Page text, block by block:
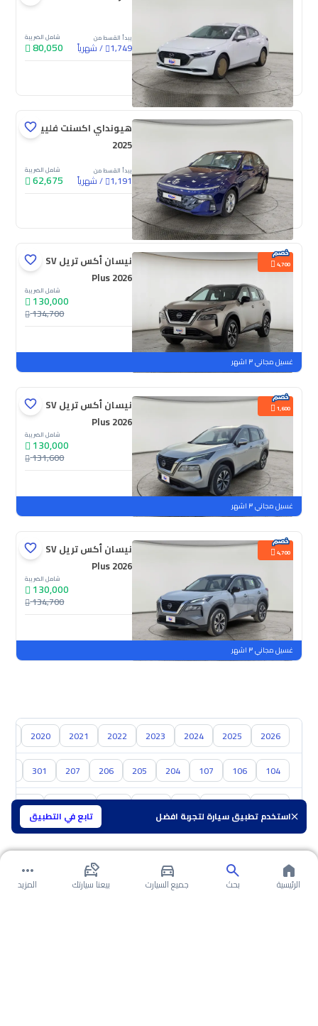
استخدم تطبيق سيارة لتجربة افضل تابع في التطبيق
يبدأ القسط من
1,749
/شهرياً
شامل الضريبة
80,050
جديدة ملوحة
هيونداي اكسنت فلييت
2025
يبدأ القسط من
1,191
/شهرياً
شامل الضريبة
62,675
جديدة
4,700
نيسان أكس تريل SV
Plus 2026
شامل الضريبة
130,000
134,700
جديدة
ملوحة
غسيل مجاني ٣ اشهر
1,600
نيسان أكس تريل SV
Plus 2026
شامل الضريبة
130,000
131,600
جديدة
ملوحة
غسيل مجاني ٣ اشهر
4,700
نيسان أكس تريل SV
Plus 2026
شامل الضريبة
130,000
134,700
جديدة
ملوحة
غسيل مجاني ٣ اشهر
2026
2025
2024
2023
2022
2021
2020
104
106
107
204
205
206
207
301
سوزوكي هافال
الرئيسية بحث جميع السيارت بيعنا سيارتك المزيد